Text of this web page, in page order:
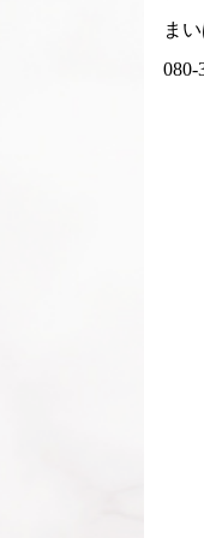
ま
080-